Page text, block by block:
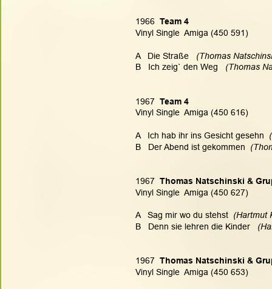
1966 Team 4
Vinyl Single  Amiga (450 591)
A   Die Straße (Thomas
B   Ich zeig` den Weg (Thomas
1967
  Team 4
Vinyl Single  Amiga (450 616)
A   Ich hab ihr ins Gesicht gesehn
B   Der Abend ist gekommen
1967
Thomas Natschinski &
Vinyl Single  Amiga (450 627)
A   Sag mir wo du stehst (Hartmut
B   Denn sie lehren die Kinder
1967
Thomas Natschinski &
Vinyl Single  Amiga (450 653)